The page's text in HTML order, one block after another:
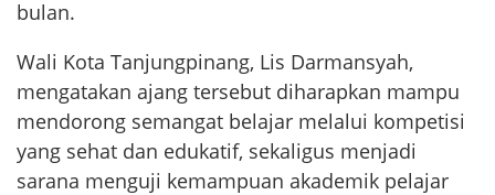
bulan.
Wali Kota Tanjungpinang, Lis Darmansyah,
mengatakan ajang tersebut diharapkan mampu
mendorong semangat belajar melalui kompetisi
yang sehat dan edukatif, sekaligus menjadi
sarana menguji kemampuan akademik pelajar